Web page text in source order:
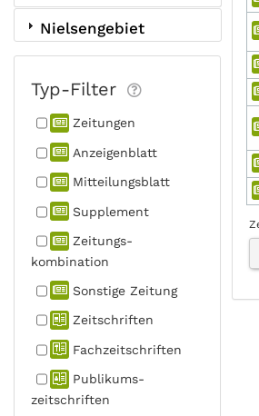
Nielsengebiet
Typ-Filter
Zeitungen
Anzeigen­blatt
Mitteilungs­blatt
Supplement
Zeitungs­
kombination
Sonstige Zeitung
Zeitschriften
Fachzeit­schriften
Publikums­
zeitschriften